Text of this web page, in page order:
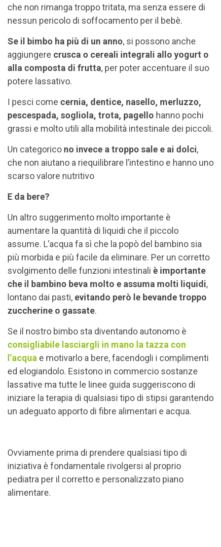
che non rimanga troppo tritata, ma senza essere di
nessun pericolo di soffocamento per il bebè.
Se il bimbo ha più di un anno, si possono anche
aggiungere crusca o cereali integrali allo yogurt o
alla composta di frutta, per poter accentuare il suo
potere lassativo.
I pesci come cernia, dentice, nasello, merluzzo,
pescespada, sogliola, trota, pagello hanno pochi
grassi e molto utili alla mobilità intestinale dei piccoli.
Un categorico no invece a troppo sale e ai dolci,
che non aiutano a riequilibrare l’intestino e hanno uno
scarso valore nutritivo
E da bere?
Un altro suggerimento molto importante è
aumentare la quantità di liquidi che il piccolo
assume. L’acqua fa sì che la popò del bambino sia
più morbida e più facile da eliminare. Per un corretto
svolgimento delle funzioni intestinali è importante
che il bambino beva molto e assuma molti liquidi,
lontano dai pasti, evitando però le bevande troppo
zuccherine o gassate.
Se il nostro bimbo sta diventando autonomo è
consigliabile lasciargli in mano la tazza con
l’acqua e motivarlo a bere, facendogli i complimenti
ed elogiandolo. Esistono in commercio sostanze
lassative ma tutte le linee guida suggeriscono di
iniziare la terapia di qualsiasi tipo di stipsi garantendo
un adeguato apporto di fibre alimentari e acqua.
Ovviamente prima di prendere qualsiasi tipo di
iniziativa è fondamentale rivolgersi al proprio
pediatra per il corretto e personalizzato piano
alimentare.